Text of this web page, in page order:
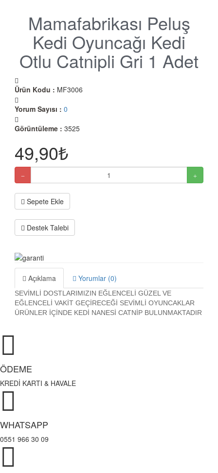
Mamafabrikası Peluş
Kedi Oyuncağı Kedi
Otlu Catnipli Gri 1 Adet
Ürün Kodu : MF3006
Yorum Sayısı : 0
Görüntüleme : 3525
49,90₺
Sepete Ekle
Destek Talebi
Açıklama Yorumlar (0)
SEVİMLİ DOSTLARIMIZIN EĞLENCELİ GÜZEL VE
EĞLENCELİ VAKİT GEÇİRECEĞİ SEVİMLİ OYUNCAKLAR
ÜRÜNLER İÇİNDE KEDİ NANESİ CATNİP BULUNMAKTADIR
ÖDEME
KREDİ KARTI & HAVALE
WHATSAPP
0551 966 30 09